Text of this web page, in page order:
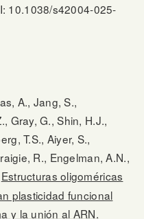
10.1038/s42004-025-
A., Jang, S.,
Gray, G., Shin, H.J.,
T.S., Aiyer, S.,
R., Engelman, A.N.,
Estructuras oligoméricas
plasticidad funcional
y la unión al ARN.